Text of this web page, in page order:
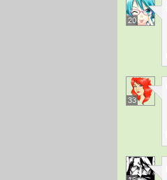
20
33